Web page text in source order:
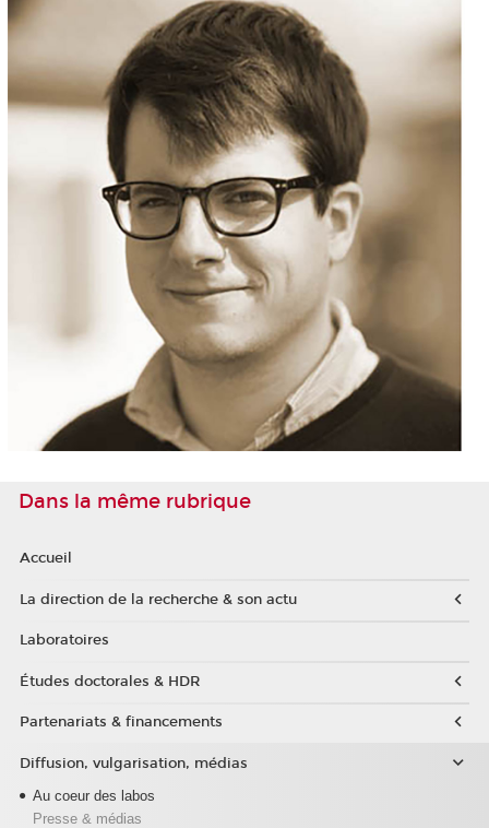
Dans la même rubrique
Accueil
La direction de la recherche & son actu
Laboratoires
Études doctorales & HDR
Partenariats & financements
Diffusion, vulgarisation, médias
Au coeur des labos
Presse & médias